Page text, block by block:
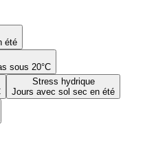
été
sous 20°C
Stress hydrique
Jours avec sol sec en été